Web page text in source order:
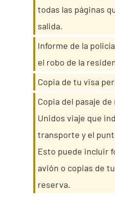
todas las páginas
salida.
Informe de la
el robo de la
Copia de tu visa
Copia del pasaje
Unidos viaje que
transporte y el
Esto puede incluir
avión o copias de
reserva.